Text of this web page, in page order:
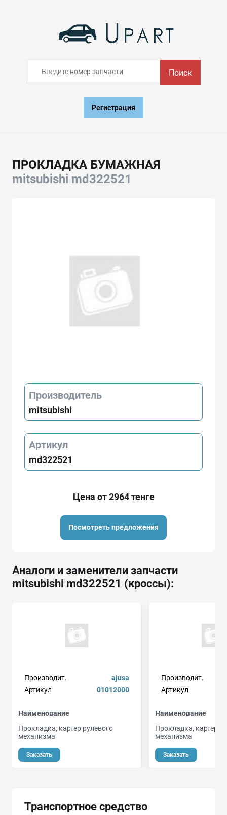
Поиск
Регистрация
ПРОКЛАДКА БУМАЖНАЯ
mitsubishi md322521
Производитель
mitsubishi
Артикул
md322521
Цена от 2964 тенге
Посмотреть предложения
Аналоги и заменители запчасти
mitsubishi md322521 (кроссы):
Производит.
ajusa
Артикул
01012000
Наименование
Прокладка, картер рулевого
механизма
Заказать
Производит.
Артикул
Наименование
Прокладка, картер
механизма
Заказать
Транспортное средство